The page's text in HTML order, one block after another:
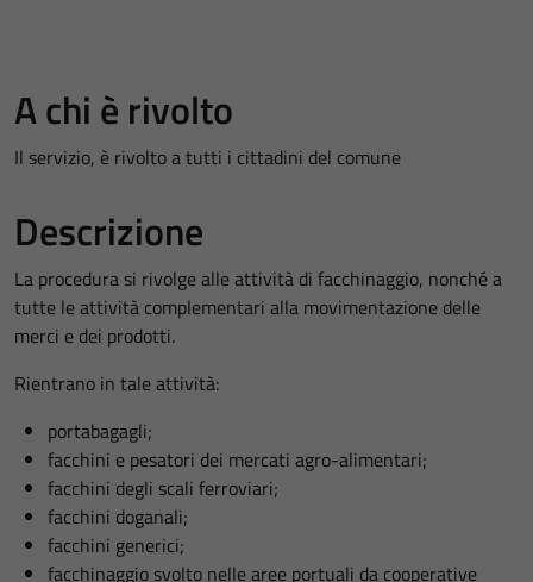
A chi è rivolto
Il servizio, è rivolto a tutti i cittadini del comune
Descrizione
La procedura si rivolge alle attività di facchinaggio, nonché a
tutte le attività complementari alla movimentazione delle
merci e dei prodotti.
Rientrano in tale attività:
portabagagli;
facchini e pesatori dei mercati agro-alimentari;
facchini degli scali ferroviari;
facchini doganali;
facchini generici;
facchinaggio svolto nelle aree portuali da cooperative